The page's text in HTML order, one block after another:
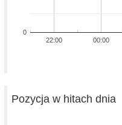
22:00 00:00
0
Pozycja w hitach dnia